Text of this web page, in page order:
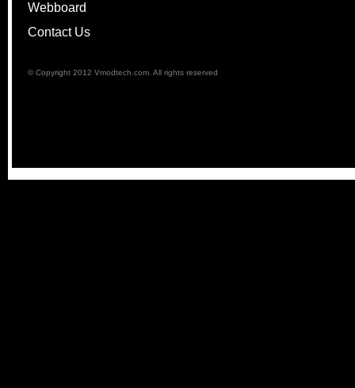
Webboard
Contact Us
© Copyright 2012 Vmodtech.com. All rights reserved